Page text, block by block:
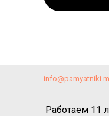
Работаем 11